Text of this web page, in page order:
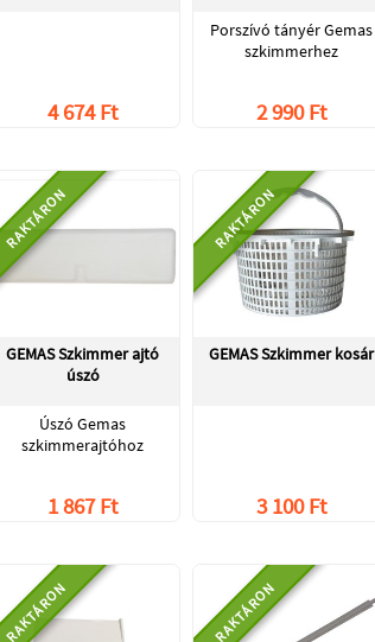
4 674 Ft
Porszívó tányér Gemas
szkimmerhez
2 990 Ft
RAKTÁRON
GEMAS Szkimmer ajtó
úszó
Úszó Gemas
szkimmerajtóhoz
1 867 Ft
RAKTÁRON
GEMAS Szkimmer kosár
3 100 Ft
RAKTÁRON RAKTÁRON